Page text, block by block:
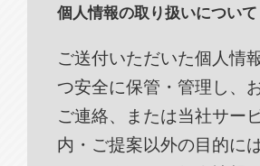
個人情報の取り扱いについて
ご送付いただいた個人情
つ安全に保管・管理し、
ご連絡、または当社サー
内・ご提案以外の目的に